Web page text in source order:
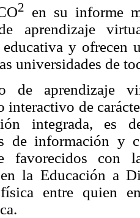
2
en su informe
aprendizaje
y ofrecen
universidades de
de aprendizaje
interactivo de
integrada, es
de información y
favorecidos con
la Educación a
física entre quien